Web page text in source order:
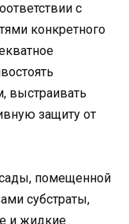
с
конкретного
выстраивать
защиту от
помещенной
субстраты,
и жидкие